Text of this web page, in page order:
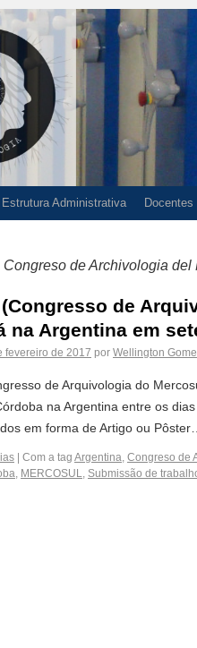
Estrutura Administrativa Docentes
Congreso de Archivologia del
(Congresso de
na Argentina em
fevereiro de 2017 por Wellington
de Arquivologia do
na Argentina entre os
em forma de Artigo ou Pôster…
Com a tag Argentina, Congreso de
, MERCOSUL, Submissão de